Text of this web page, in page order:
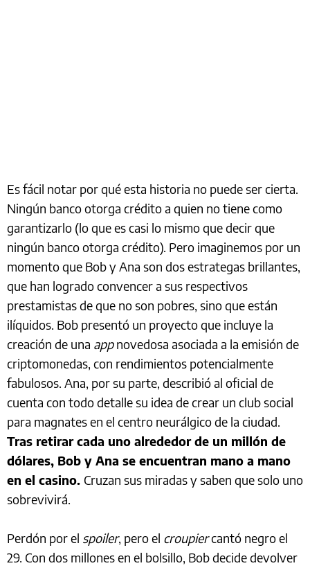
Es fácil notar por qué esta historia no puede ser cierta.
Ningún banco otorga crédito a quien no tiene como
garantizarlo (lo que es casi lo mismo que decir que
ningún banco otorga crédito). Pero imaginemos por un
momento que Bob y Ana son dos estrategas brillantes,
que han logrado convencer a sus respectivos
prestamistas de que no son pobres, sino que están
ilíquidos. Bob presentó un proyecto que incluye la
creación de una appnovedosa asociada a la emisión de
criptomonedas, con rendimientos potencialmente
fabulosos. Ana, por su parte, describió al oficial de
cuenta con todo detalle su idea de crear un club social
para magnates en el centro neurálgico de la ciudad.
Tras retirar cada uno alrededor de un millón de
dólares, Bob y Ana se encuentran mano a mano
en el casino. Cruzan sus miradas y saben que solo uno
sobrevivirá.
Perdón por el spoiler, pero el croupiercantó negro el
29. Con dos millones en el bolsillo, Bob decide devolver